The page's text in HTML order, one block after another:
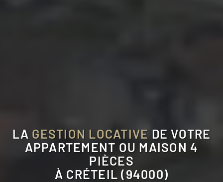
LA GESTION LOCATIVE DE VOTRE
APPARTEMENT OU MAISON 4
PIÈCES
À CRÉTEIL (94000)